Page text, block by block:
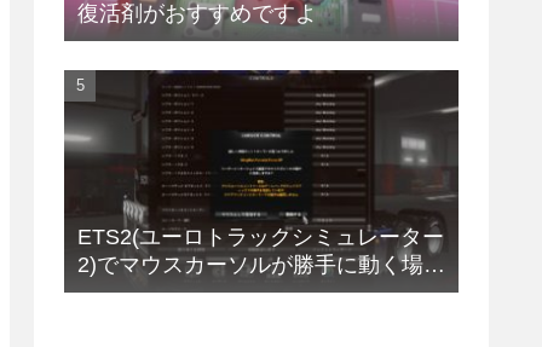
復活剤がおすすめですよ
ETS2(ユーロトラックシミュレーター
2)でマウスカーソルが勝手に動く場合
の解決法(改定版)